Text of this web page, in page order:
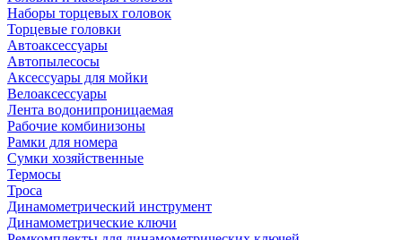
Наборы торцевых головок
Торцевые головки
Автоаксессуары
Автопылесосы
Аксессуары для мойки
Велоаксессуары
Лента водонипроницаемая
Рабочие комбинизоны
Рамки для номера
Сумки хозяйственные
Термосы
Троса
Динамометрический инструмент
Динамометрические ключи